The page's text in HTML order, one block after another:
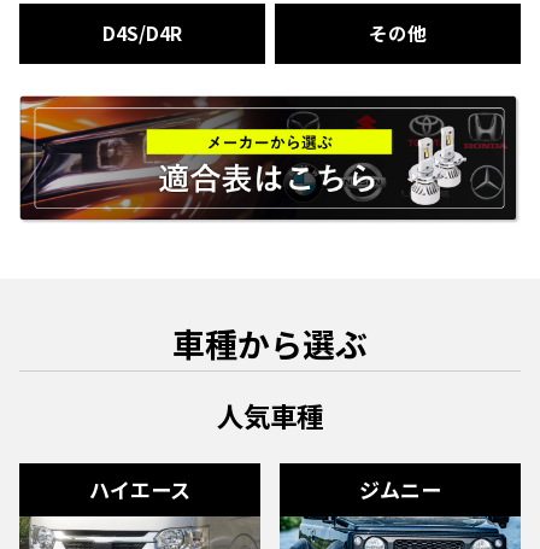
D4S/D4R その他
車種から選ぶ
人気車種
ハイエース ジムニー